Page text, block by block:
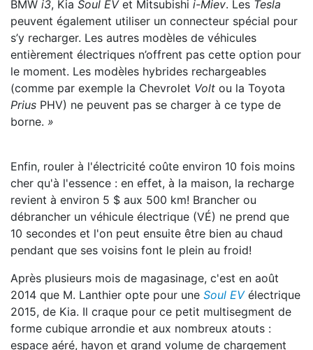
BMW i3, Kia Soul EVet Mitsubishi i-Miev. Les Tesla
peuvent également utiliser un connecteur spécial pour
s’y recharger. Les autres modèles de véhicules
entièrement électriques n’offrent pas cette option pour
le moment. Les modèles hybrides rechargeables
(comme par exemple la Chevrolet Volt ou la Toyota
Prius PHV) ne peuvent pas se charger à ce type de
borne. »
Enfin, rouler à l'électricité coûte environ 10 fois moins
cher qu'à l'essence : en effet, à la maison, la recharge
revient à environ 5 $ aux 500 km! Brancher ou
débrancher un véhicule électrique (VÉ) ne prend que
10 secondes et l'on peut ensuite être bien au chaud
pendant que ses voisins font le plein au froid!
Après plusieurs mois de magasinage, c'est en août
2014 que M. Lanthier opte pour une Soul EVélectrique
2015, de Kia. Il craque pour ce petit multisegment de
forme cubique arrondie et aux nombreux atouts :
espace aéré, hayon et grand volume de chargement